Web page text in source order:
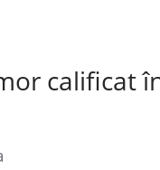
calificat